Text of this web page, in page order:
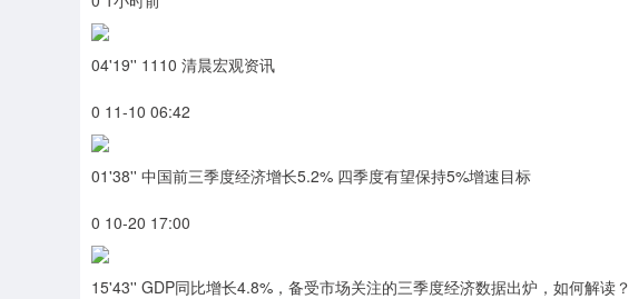
04'19'' 1110 清晨宏观资讯
0 11-10 06:42
01'38'' 中国前三季度经济增长5.2% 四季度有望保持5%增速目标
0 10-20 17:00
15'43'' GDP同比增长4.8%，备受市场关注的三季度经济数据出炉，如何解读？